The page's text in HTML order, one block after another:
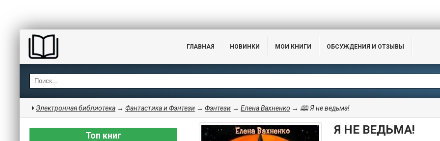
ГЛАВНАЯ НОВИНКИ МОИ КНИГИ ОБСУЖДЕНИЯ И ОТЗЫВЫ
Электронная библиотека → Фантастика и Фэнтези → Фэнтези → Елена Вахненко → 🕮 Я не ведьма!
Я НЕ ВЕДЬМА!
Топ книг